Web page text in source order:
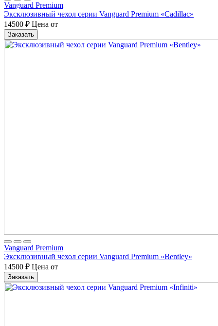
Vanguard Premium
Эксклюзивный чехол серии Vanguard Premium «Cadillac»
14500 ₽ Цена от
Заказать
Vanguard Premium
Эксклюзивный чехол серии Vanguard Premium «Bentley»
14500 ₽ Цена от
Заказать